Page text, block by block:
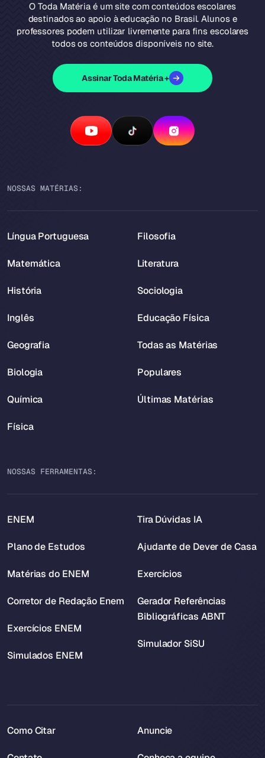
O Toda Matéria é um site com conteúdos escolares
destinados ao apoio à educação no Brasil. Alunos e
professores podem utilizar livremente para fins escolares
todos os conteúdos disponíveis no site.
Assinar Toda Matéria +
NOSSAS MATÉRIAS:
Língua Portuguesa
Matemática
História
Inglês
Geografia
Biologia
Química
Física
Filosofia
Literatura
Sociologia
Educação Física
Todas as Matérias
Populares
Últimas Matérias
NOSSAS FERRAMENTAS:
ENEM
Plano de Estudos
Matérias do ENEM
Corretor de Redação Enem
Exercícios ENEM
Simulados ENEM
Tira Dúvidas IA
Ajudante de Dever de Casa
Exercícios
Gerador Referências
Bibliográficas ABNT
Simulador SiSU
Como Citar Anuncie